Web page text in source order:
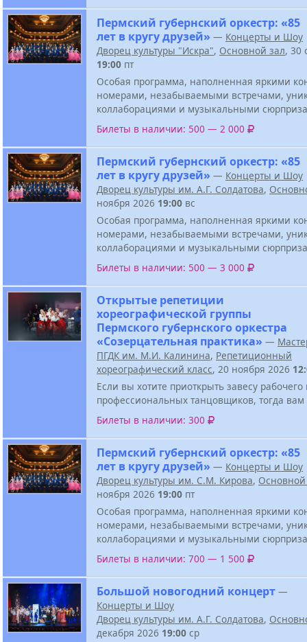
Пермский губернский оркестр: «85
лет в кругу друзей» — Концерты и Шоу
Дворец культуры "Искра", Основной зал, 30
19:00 пт
Особая программа, наполненная яркими
номерами, незабываемыми встречами,
коллаборациями и музыкальными
Билеты в наличии: 500 — 2 000
Пермский губернский оркестр: «85
лет в кругу друзей» — Концерты и Шоу
Дворец культуры им. А.Г. Солдатова,
ноября 2026 19:00 вс
Особая программа, наполненная яркими
номерами, незабываемыми встречами,
коллаборациями и музыкальными
Билеты в наличии: 500 — 3 000
Открытые репетиции
хореографической группы
Пермского губернского оркестра
«Созерцательная практика» —
ПГДК им. М.И. Калинина, Репетиционный
хореографический класс, 20 ноября 2026
Если вы хотите приоткрыть завесу рабочего
профессиональных танцовщиков, тогда
Билеты в наличии: 300
Пермский губернский оркестр: «85
лет в кругу друзей» — Концерты и Шоу
Дворец культуры им. С.М. Кирова, Основной
ноября 2026 19:00 пт
Особая программа, наполненная яркими
номерами, незабываемыми встречами,
коллаборациями и музыкальными
Билеты в наличии: 700 — 1 500
Большой новогодний концерт —
Концерты и Шоу
Дворец культуры им. А.Г. Солдатова,
декабря 2026 19:00 ср